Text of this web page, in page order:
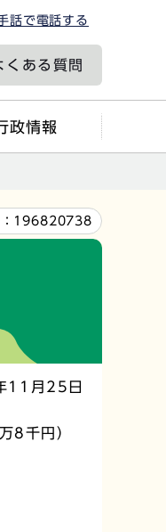
話で電話する
くある質問
政情報
196820738
11月25日
8千円）